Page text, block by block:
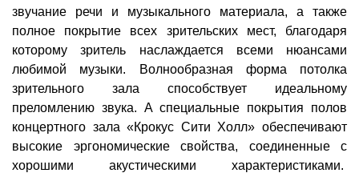
звучание речи и музыкального материала, а также
полное покрытие всех зрительских мест, благодаря
которому зритель наслаждается всеми нюансами
любимой музыки. Волнообразная форма потолка
зрительного зала способствует идеальному
преломлению звука. А специальные покрытия полов
концертного зала «Крокус Сити Холл» обеспечивают
высокие эргономические свойства, соединенные с
хорошими акустическими характеристиками.